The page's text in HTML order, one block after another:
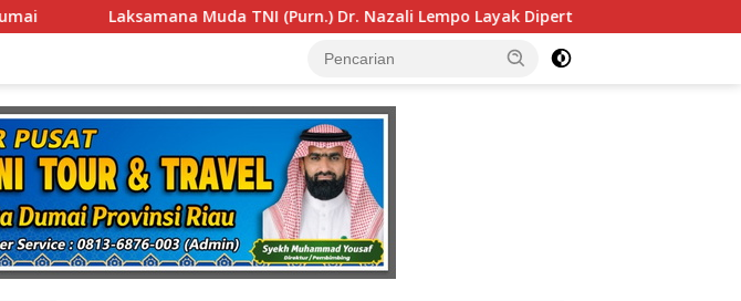
Dr. Nazali Lempo Layak Dipertimbangkan sebagai Jaksa Agung: Tegas, Berintegritas, dan